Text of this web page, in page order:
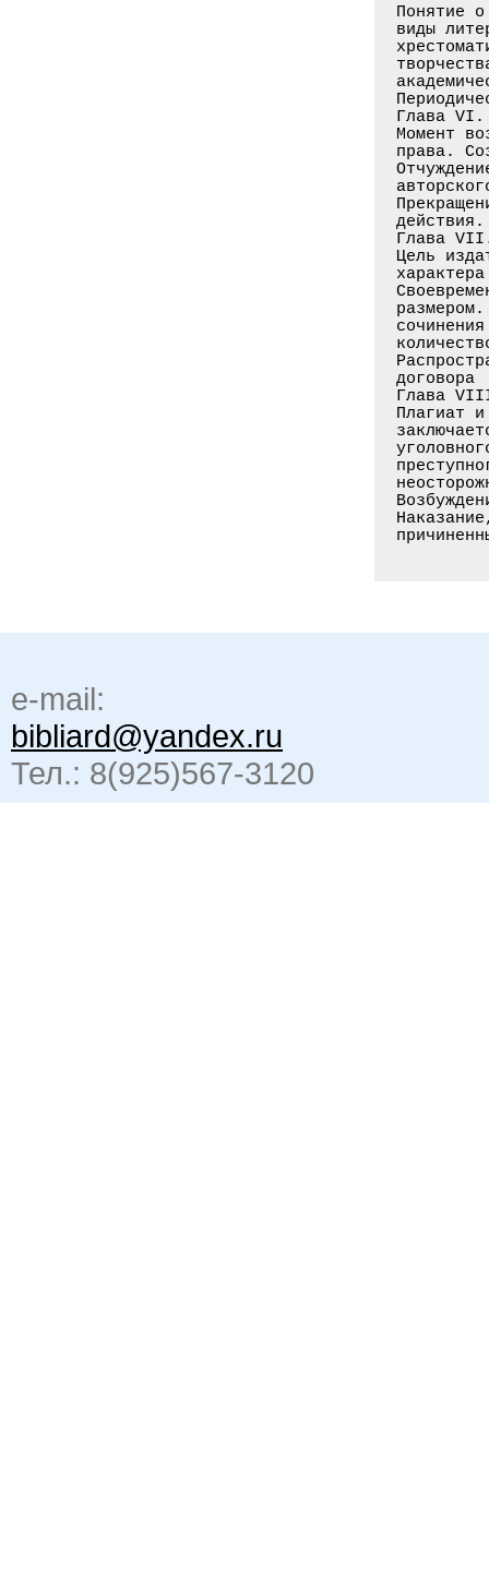
Понятие
виды
Глава
Момент
права.
Глава
Цель
договора
Глава
Плагиат
e-mail:
bibliard@yandex.ru
Тел.: 8(925)567-3120